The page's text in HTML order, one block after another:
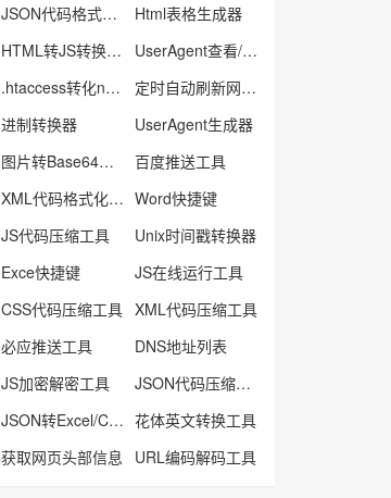
JSON代码格式化工具
Html表格生成器
HTML转JS转换工具
UserAgent查看/检测
.htaccess转化nginx
定时自动刷新网页工具
进制转换器
UserAgent生成器
图片转Base64工具
百度推送工具
XML代码格式化工具 Word快捷键
JS代码压缩工具
Unix时间戳转换器
Exce快捷键
JS在线运行工具
CSS代码压缩工具 XML代码压缩工具
必应推送工具
DNS地址列表
JS加密解密工具
JSON代码压缩工具
JSON转Excel/Csv工具 花体英文转换工具
获取网页头部信息
URL编码解码工具